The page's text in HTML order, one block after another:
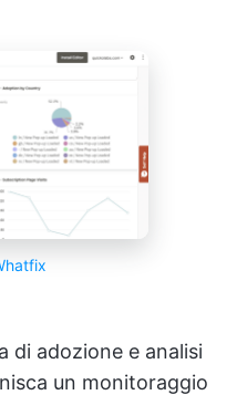
di adozione e analisi
un monitoraggio